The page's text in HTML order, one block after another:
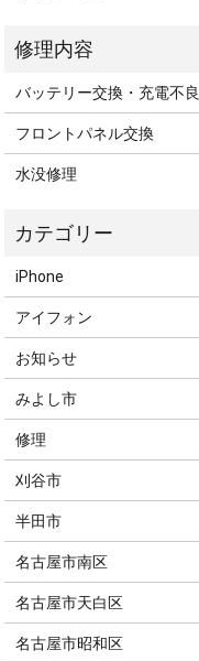
バッテリー交換・充電不良
フロントパネル交換
水没修理
iPhone
アイフォン
お知らせ
みよし市
修理
刈谷市
半田市
名古屋市南区
名古屋市天白区
名古屋市昭和区